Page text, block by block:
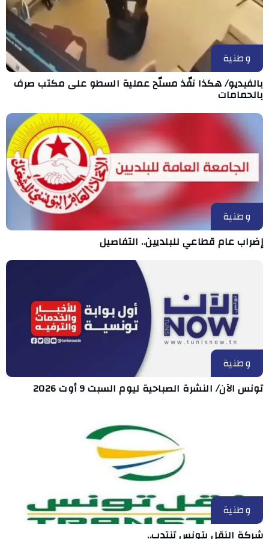
وطنية
بالفيديو/ هكذا نفّذ مسلّح عملية السطو على مكتب صرف
بالحمامات
وطنية
إضراب عام قطاعي للبلديين.. التفاصيل
وطنية
تونس الآن/ النشرة الصباحية ليوم السبت 9 أوت 2026
وطنية